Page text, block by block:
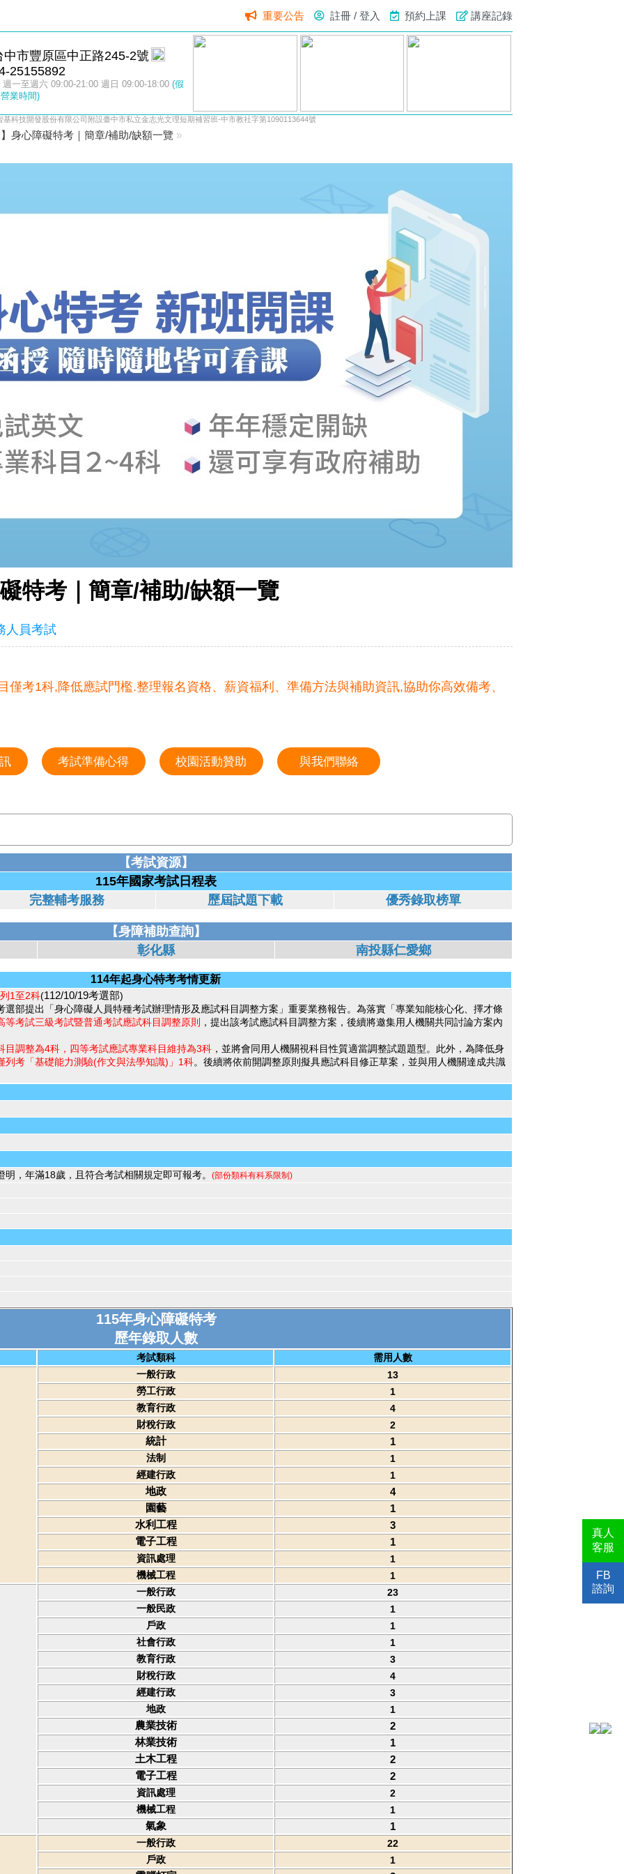
重要公告 註冊 / 登入 預約上課 講座記錄
中市豐原區中正路245-2號
25155892
週一至週六 09:00-21:00 週日 09:00-18:00 (假
業時間)
真人
客服
FB
諮詢
基科技開發股份有限公司附設臺中市私立金志光文理短期補習班-中市教社字第1090113644號
身心障礙特考｜簡章/補助/缺額一覽 »
特考｜簡章/補助/缺額一覽
人員考試
僅考1科,降低應試門檻.整理報名資格、薪資福利、準備方法與補助資訊,協助你高效備考、
考試準備心得 校園活動贊助 與我們聯絡
【考試資源】
115年國家考試日程表
完整輔考服務
歷屆試題下載 優秀錄取榜單
【身障補助查詢】
彰化縣
南投縣仁愛鄉
114年起身心特考考情更新
1至2科(112/10/19考選部)
部提出「身心障礙人員特種考試辦理情形及應試科目調整方案」重要業務報告。為落實「專業知能核心化、擇才條
等考試三級考試暨普通考試應試科目調整原則
，提出該考試應試科目調整方案，後續將邀集用人機關共同討論方案內
目調整為4科，四等考試應試專業科目維持為3科 ，並將會同用人機關視科目性質適當調整試題題型。此外，為降低身
列考「基礎能力測驗(作文與法學知識)」1科。後續將依前開調整原則擬具應試科目修正草案，並與用人機關達成共識
，年滿18歲，且符合考試相關規定即可報考。 (部份類科有科系限制)
115年身心障礙特考
歷年錄取人數
考試類科
需用人數
一般行政
13
勞工行政
1
教育行政
4
財稅行政
2
統計 1
法制
1
經建行政
1
地政
4
園藝
1
水利工程
3
電子工程
1
資訊處理
1
機械工程
1
一般行政
23
一般民政
1
戶政
1
社會行政
1
教育行政
3
財稅行政
4
經建行政
3
地政
1
農業技術
2
林業技術
1
土木工程
2
電子工程
2
資訊處理
2
機械工程
1
氣象 1
一般行政
22
戶政
1